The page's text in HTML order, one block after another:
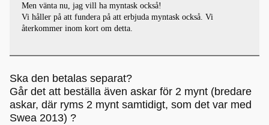
Men vänta nu, jag vill ha myntask också!
Vi håller på att fundera på att erbjuda myntask också. Vi
återkommer inom kort om detta.
Ska den betalas separat?
Går det att beställa även askar för 2 mynt (bredare
askar, där ryms 2 mynt samtidigt, som det var med
Swea 2013) ?